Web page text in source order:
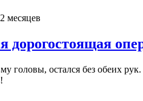
месяцев
дорогостоящая
головы, остался без обеих